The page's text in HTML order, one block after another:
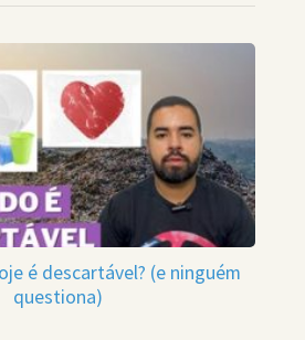
é descartável? (e ninguém
questiona)